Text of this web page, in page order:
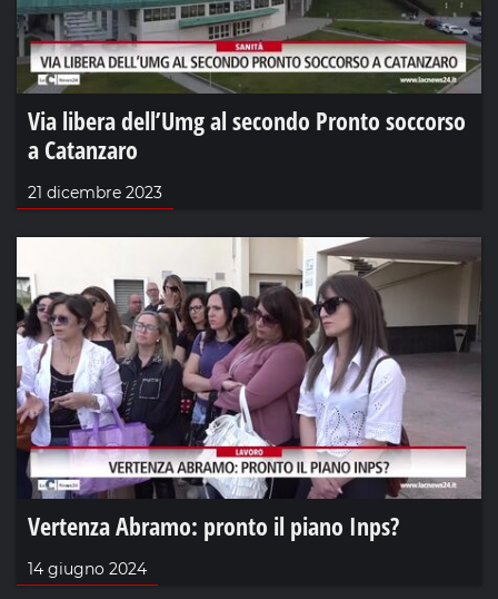
Via libera dell’Umg al secondo Pronto soccorso
a Catanzaro
21 dicembre 2023
Vertenza Abramo: pronto il piano Inps?
14 giugno 2024